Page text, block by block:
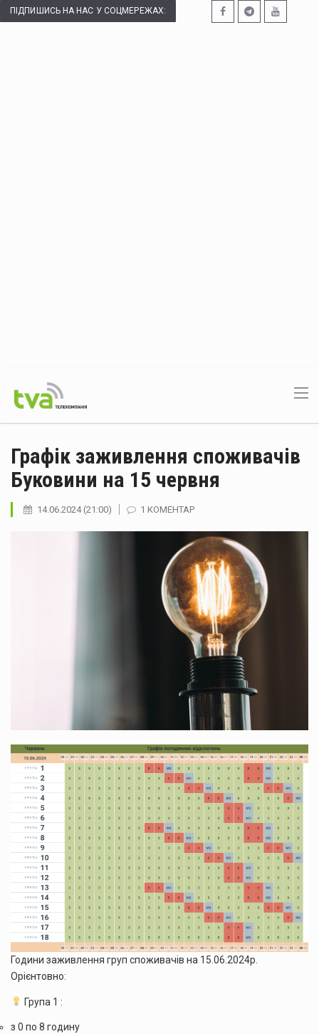
ПІДПИШИСЬ НА НАС У СОЦМЕРЕЖАХ:
Графік заживлення споживачів
Буковини на 15 червня
14.06.2024 (21:00) 1 КОМЕНТАР
Години заживлення груп споживачів на 15.06.2024р.
Орієнтовно:
Група 1 :
з 0 по 8 годину